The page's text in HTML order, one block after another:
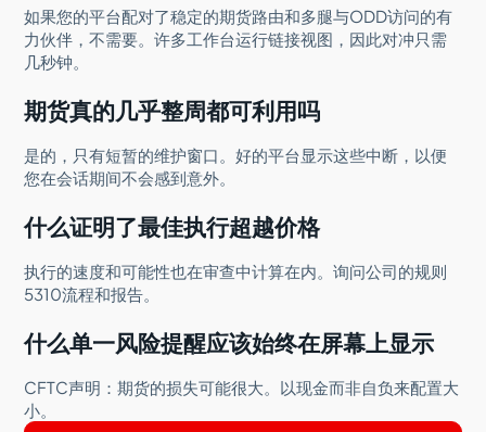
如果您的平台配对了稳定的期货路由和多腿与ODD访问的有
力伙伴，不需要。许多工作台运行链接视图，因此对冲只需
几秒钟。
期货真的几乎整周都可利用吗
是的，只有短暂的维护窗口。好的平台显示这些中断，以便
您在会话期间不会感到意外。
什么证明了最佳执行超越价格
执行的速度和可能性也在审查中计算在内。询问公司的规则
5310流程和报告。
什么单一风险提醒应该始终在屏幕上显示
CFTC声明：期货的损失可能很大。以现金而非自负来配置大
小。